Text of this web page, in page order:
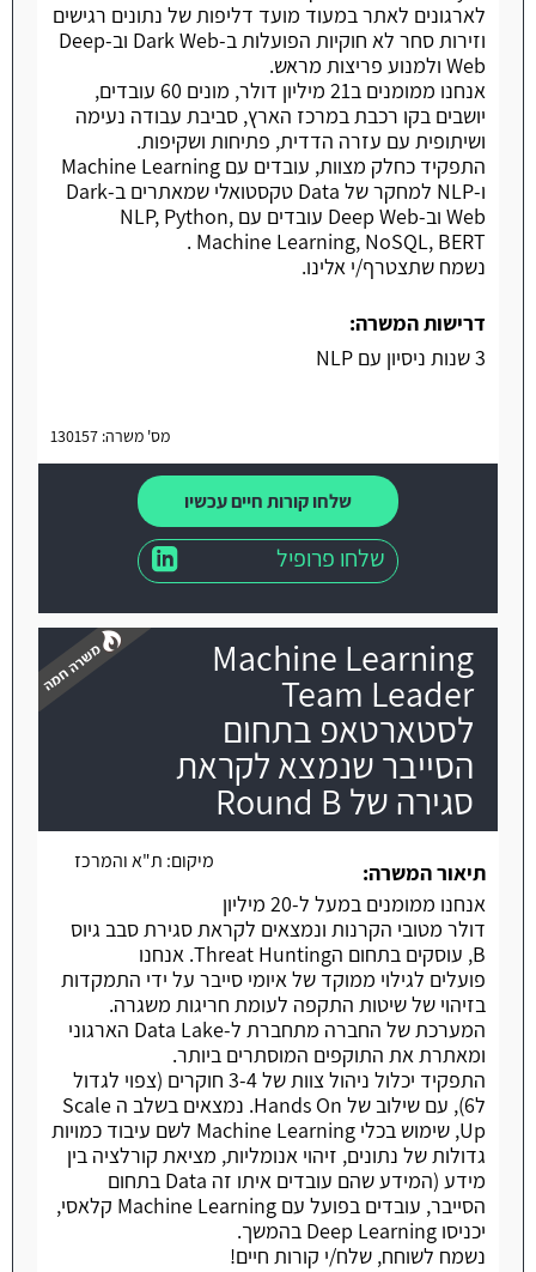
לארגונים לאתר במעוד מועד דליפות של נתונים רגישים
וזירות סחר לא חוקיות הפועלות ב-Dark Web וב-Deep
Web ולמנוע פריצות מראש.
אנחנו ממומנים ב21 מיליון דולר, מונים 60 עובדים,
יושבים בקו רכבת במרכז הארץ, סביבת עבודה נעימה
ושיתופית עם עזרה הדדית, פתיחות ושקיפות.
התפקיד כחלק מצוות, עובדים עם Machine Learning
ו-NLP למחקר של Data טקסטואלי שמאתרים ב-Dark
Web וב-Deep Web עובדים עם NLP, Python,
Machine Learning, NoSQL, BERT .
נשמח שתצטרף/י אלינו.
דרישות המשרה:
3 שנות ניסיון עם NLP
מס' משרה: 130157
שלחו קורות חיים עכשיו
שלחו פרופיל
Machine Learning
Team Leader
לסטארטאפ בתחום
הסייבר שנמצא לקראת
סגירה של Round B
מיקום: ת"א והמרכז
תיאור המשרה:
אנחנו ממומנים במעל ל-20 מיליון
דולר מטובי הקרנות ונמצאים לקראת סגירת סבב גיוס
B, עוסקים בתחום הThreat Hunting. אנחנו
פועלים לגילוי ממוקד של איומי סייבר על ידי התמקדות
בזיהוי של שיטות התקפה לעומת חריגות משגרה.
המערכת של החברה מתחברת ל-Data Lake הארגוני
ומאתרת את התוקפים המוסתרים ביותר.
התפקיד יכלול ניהול צוות של 3-4 חוקרים (צפוי לגדול
ל6), עם שילוב של Hands On. נמצאים בשלב ה Scale
Up, שימוש בכלי Machine Learning לשם עיבוד כמויות
גדולות של נתונים, זיהוי אנומליות, מציאת קורלציה בין
מידע (המידע שהם עובדים איתו זה Data בתחום
הסייבר, עובדים בפועל עם Machine Learning קלאסי,
יכניסו Deep Learning בהמשך.
נשמח לשוחח, שלח/י קורות חיים!